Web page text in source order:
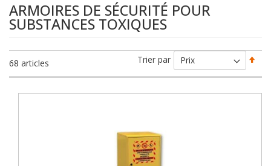
ARMOIRES DE SÉCURITÉ POUR
SUBSTANCES TOXIQUES
68 articles Trier par